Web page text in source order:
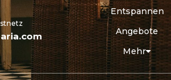
Entspannen
Angebote
Mehr